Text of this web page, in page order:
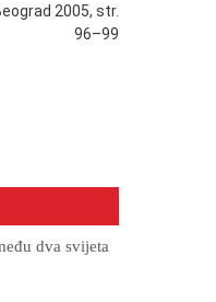
2005, str.
96–99
dva svijeta